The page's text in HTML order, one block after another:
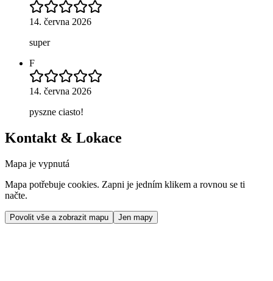
14. června 2026
super
F
14. června 2026
pyszne ciasto!
Kontakt & Lokace
Mapa je vypnutá
Mapa potřebuje cookies. Zapni je jedním klikem a rovnou se ti
načte.
Povolit vše a zobrazit mapu Jen mapy